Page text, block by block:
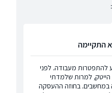
התקיימה
להתפטרות מעבודה. לפני
למרות שלמדתי
במחשבים. בחוזה ההעסקה